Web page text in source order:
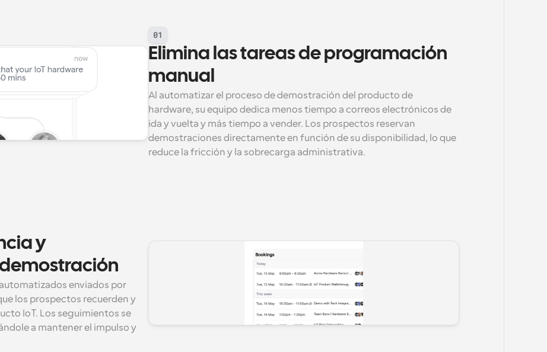
01
Elimina las tareas de programación
manual
Al automatizar el proceso de demostración del producto de
hardware, su equipo dedica menos tiempo a correos electrónicos de
ida y vuelta y más tiempo a vender. Los prospectos reservan
demostraciones directamente en función de su disponibilidad, lo que
reduce la fricción y la sobrecarga administrativa.
y
enviados por
los prospectos recuerden y
IoT. Los seguimientos se
a mantener el impulso y